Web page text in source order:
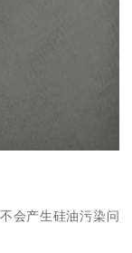
会产生硅油污染问